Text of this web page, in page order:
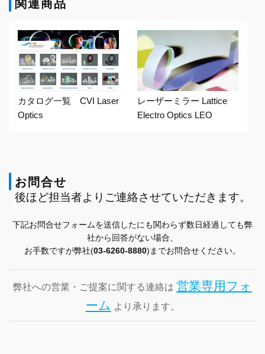
関連商品
カタログ一覧 CVI Laser
Optics
レーザーミラー Lattice
Electro Optics LEO
お問合せ
後ほど担当者よりご連絡させていただきます。
下記お問合せフォームを送信したにも関わらず数日経過しても弊
社から回答がない場合、
お手数ですが弊社(03-6260-8880)までお問合せください。
弊社への営業・ご提案に関する連絡は 営業専用フォ
ーム より承ります。